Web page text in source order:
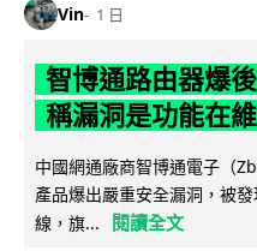
Vin 1 日
智博通路由器爆
稱漏洞是功能在
中國網通廠商智博通電子（
產品爆出嚴重安全漏洞，被
線，旗...
閱讀全文